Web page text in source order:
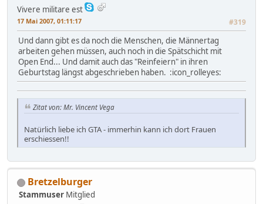
Vivere militare est
17 Mai 2007, 01:11:17 #319
Und dann gibt es da noch die Menschen, die Männertag
arbeiten gehen müssen, auch noch in die Spätschicht mit
Open End... Und damit auch das "Reinfeiern" in ihren
Geburtstag längst abgeschrieben haben. :icon_rolleyes:
Zitat von: Mr. Vincent Vega
Natürlich liebe ich GTA - immerhin kann ich dort Frauen
erschiessen!!
Bretzelburger
Stammuser Mitglied